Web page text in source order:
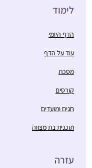
לימוד
הדף היומי
עוד על הדף
מסכת
קורסים
חגים ומועדים
תוכנית בת מצווה
עזרה